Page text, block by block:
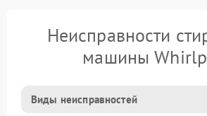
Неисправности
машины
Виды неисправностей